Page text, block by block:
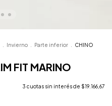
Invierno Parte inferior
CHINO
FIT MARINO
3 cuotas sin interés de $19.166,67